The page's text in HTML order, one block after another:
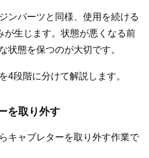
ンパーツと同様、使用を続ける
が生じます。状態が悪くなる前
状態を保つのが大切です。
4段階に分けて解説します。
を取り外す
キャブレターを取り外す作業で